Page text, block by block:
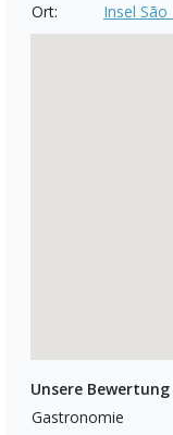
Ort:
Insel São
Unsere Bewertung
Gastronomie